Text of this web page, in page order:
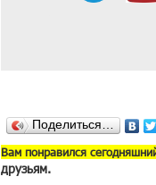
Поделиться…
Вам понравился
друзьям.